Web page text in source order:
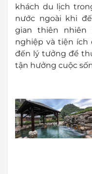
khách du lịch
nước ngoài khi
gian thiên nhiên
nghiệp và tiện ích
đến lý tưởng để
tận hưởng cuộc